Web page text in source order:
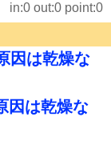
in:0 out:0 point:0
因は乾燥な
因は乾燥な